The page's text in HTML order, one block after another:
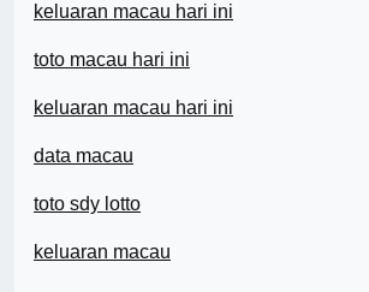
keluaran macau hari ini
toto macau hari ini
keluaran macau hari ini
data macau
toto sdy lotto
keluaran macau